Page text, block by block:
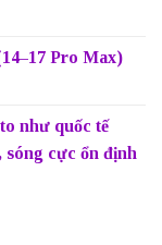
Pro Max)
như quốc tế
cực ổn định